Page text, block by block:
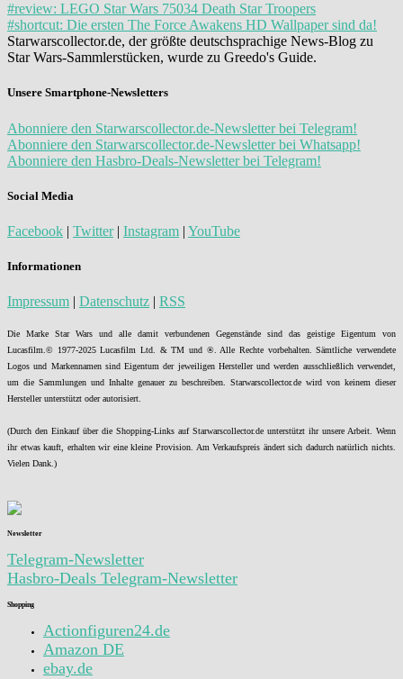
#review: LEGO Star Wars 75034 Death Star Troopers
#shortcut: Die ersten The Force Awakens HD Wallpaper sind da!
Starwarscollector.de, der größte deutschsprachige News-Blog zu
Star Wars-Sammlerstücken, wurde zu Greedo's Guide.
Unsere Smartphone-Newsletters
Abonniere den Starwarscollector.de-Newsletter bei Telegram!
Abonniere den Starwarscollector.de-Newsletter bei Whatsapp!
Abonniere den Hasbro-Deals-Newsletter bei Telegram!
Social Media
Facebook | Twitter| Instagram | YouTube
Informationen
Impressum | Datenschutz | RSS
Die Marke Star Wars und alle damit verbundenen Gegenstände sind das geistige Eigentum von
Lucasfilm.© 1977-2025 Lucasfilm Ltd. & TM und ®. Alle Rechte vorbehalten. Sämtliche verwendete
Logos und Markennamen sind Eigentum der jeweiligen Hersteller und werden ausschließlich verwendet,
um die Sammlungen und Inhalte genauer zu beschreiben. Starwarscollector.de wird von keinem dieser
Hersteller unterstützt oder autorisiert.
(Durch den Einkauf über die Shopping-Links auf Starwarscollector.de unterstützt ihr unsere Arbeit. Wenn
ihr etwas kauft, erhalten wir eine kleine Provision. Am Verkaufspreis ändert sich dadurch natürlich nichts.
Vielen Dank.)
Newsletter
Telegram-Newsletter
Hasbro-Deals Telegram-Newsletter
Shopping
Actionfiguren24.de
Amazon DE
ebay.de